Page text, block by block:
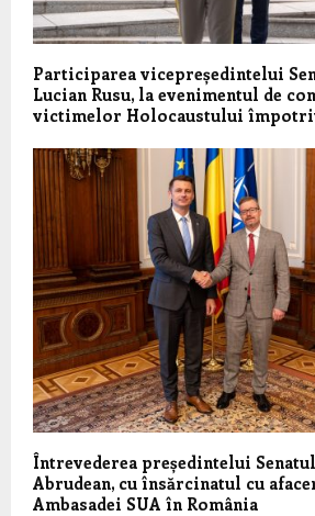
Participarea vicepreședintelui
Lucian Rusu, la evenimentul de
victimelor Holocaustului
Întrevederea președintelui
Abrudean, cu însărcinatul cu
Ambasadei SUA în România